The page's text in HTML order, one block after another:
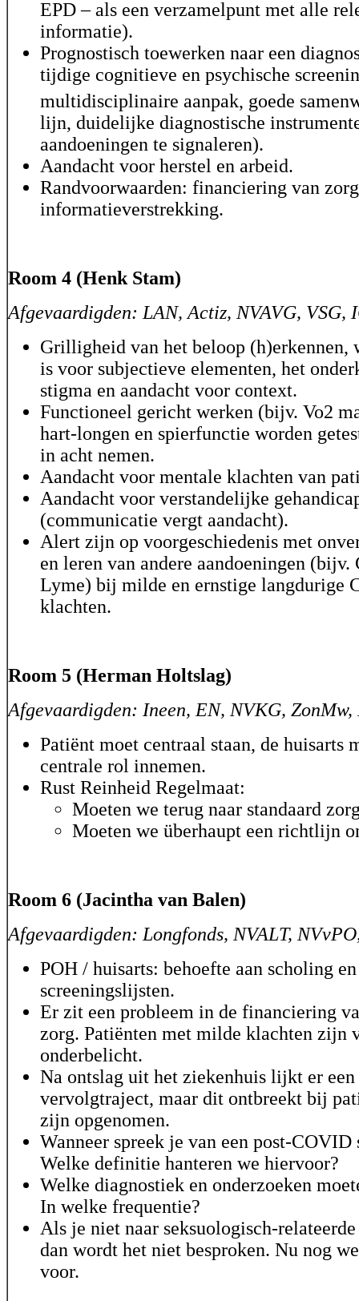
EPD – als een verzamelpunt met alle
informatie).
Prognostisch toewerken naar een
tijdige cognitieve en psychische
multidisciplinaire aanpak, goede
lijn, duidelijke diagnostische
aandoeningen te signaleren).
Aandacht voor herstel en arbeid.
Randvoorwaarden: financiering van
informatieverstrekking.
Room 4 (Henk Stam)
Afgevaardigden: LAN, Actiz, NVAVG, VSG,
Grilligheid van het beloop (h)erkennen,
is voor subjectieve elementen, het
stigma en aandacht voor context.
Functioneel gericht werken (bijv. Vo2
hart-longen en spierfunctie worden
in acht nemen.
Aandacht voor mentale klachten van
Aandacht voor verstandelijke
(communicatie vergt aandacht).
Alert zijn op voorgeschiedenis met
en leren van andere aandoeningen
Lyme) bij milde en ernstige langdurige
klachten.
Room 5 (Herman Holtslag)
Afgevaardigden: Ineen, EN, NVKG, ZonMw,
Patiënt moet centraal staan, de huisarts
centrale rol innemen.
Rust Reinheid Regelmaat:
Moeten we terug naar standaard
Moeten we überhaupt een richtlijn
Room 6 (Jacintha van Balen)
Afgevaardigden: Longfonds, NVALT,
POH / huisarts: behoefte aan scholing en
screeningslijsten.
Er zit een probleem in de financiering
zorg. Patiënten met milde klachten zijn
onderbelicht.
Na ontslag uit het ziekenhuis lijkt er
vervolgtraject, maar dit ontbreekt bij
zijn opgenomen.
Wanneer spreek je van een post-COVID
Welke definitie hanteren we hiervoor?
Welke diagnostiek en onderzoeken
In welke frequentie?
Als je niet naar seksuologisch-
dan wordt het niet besproken. Nu nog
voor.